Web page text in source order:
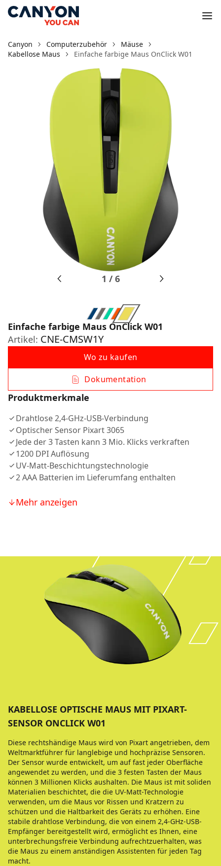
Canyon Computerzubehör
Mäuse
Kabellose Maus
Einfache farbige Maus OnClick W01
1 /6
Einfache farbige Maus OnClick W01
Artikel: CNE-CMSW1Y
Wo zu kaufen
Dokumentation
Produktmerkmale
Drahtlose 2,4-GHz-USB-Verbindung
Optischer Sensor Pixart 3065
Jede der 3 Tasten kann 3 Mio. Klicks verkraften
1200 DPI Auflösung
UV-Matt-Beschichtungstechnologie
2 AAА Batterien im Lieferumfang enthalten
Mehr anzeigen
KABELLOSE OPTISCHE MAUS MIT PIXART-
SENSOR ONCLICK W01
Diese rechtshändige Maus wird von Pixart angetrieben, dem
Weltmarktführer für langlebige und hochpräzise Sensoren.
Der Sensor wurde entwickelt, um auf fast jeder Oberfläche
angewendet zu werden, und die 3 festen Tasten der Maus
können 3 Millionen Klicks aushalten. Die Maus ist mit soliden
Materialien beschichtet, die die UV-Matt-Technologie
verwenden, um die Maus vor Rissen und Kratzern zu
schützen und die Haltbarkeit des Geräts zu erhöhen. Eine
stabile drahtlose Verbindung, die von einem 2,4-GHz-USB-
Empfänger bereitgestellt wird, ermöglicht es Ihnen, eine
unterbrechungsfreie Verbindung aufrechtzuerhalten, was
die Maus zu einem anständigen Assistenten für jeden Tag
macht.